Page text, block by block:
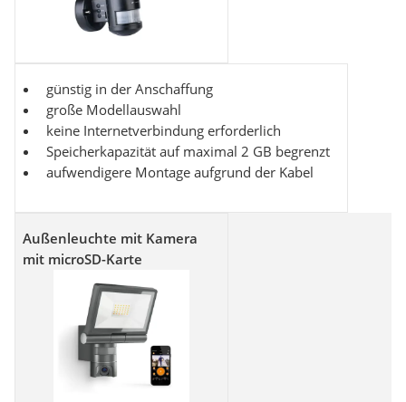
günstig in der Anschaffung
große Modellauswahl
keine Internetverbindung erforderlich
Speicherkapazität auf maximal 2 GB begrenzt
aufwendigere Montage aufgrund der Kabel
Außenleuchte mit Kamera
mit microSD-Karte